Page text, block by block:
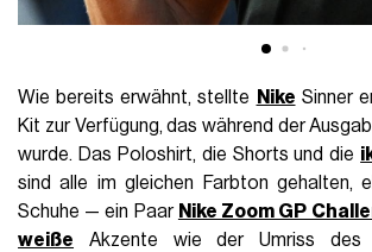
Wie bereits erwähnt, stellte Nike Sinner
Kit zur Verfügung, das während der
wurde. Das Poloshirt, die Shorts und die
sind alle im gleichen Farbton gehalten,
Schuhe — ein Paar Nike Zoom GP
weiße Akzente wie der Umriss des